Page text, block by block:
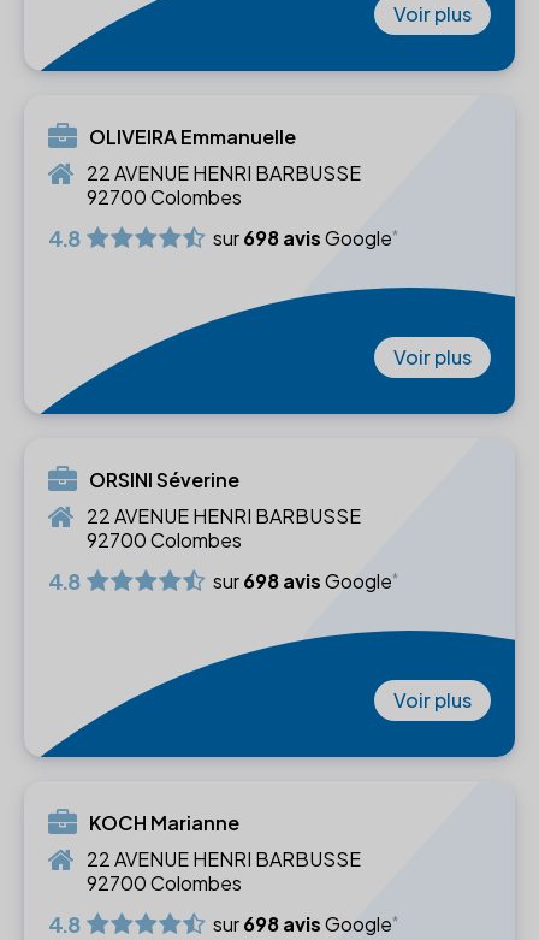
Voir plus
OLIVEIRA Emmanuelle
22 AVENUE HENRI BARBUSSE
92700 Colombes
4.8 sur698 avisGoogle
Voir plus
ORSINI Séverine
22 AVENUE HENRI BARBUSSE
92700 Colombes
4.8 sur698 avisGoogle
Voir plus
KOCH Marianne
22 AVENUE HENRI BARBUSSE
92700 Colombes
4.8 sur698 avisGoogle